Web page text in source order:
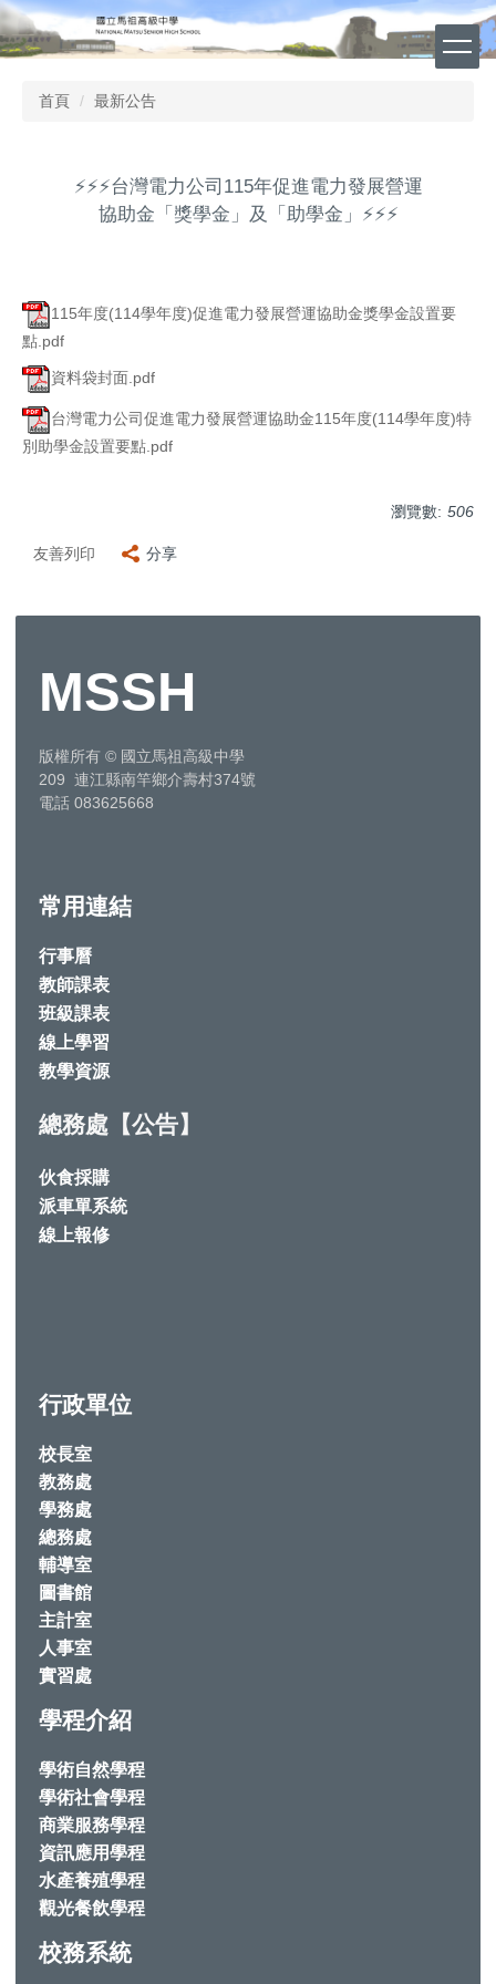
跳
到
主
首頁 最新公告
⚡️⚡️⚡️台灣電力公司115年促進電力發展營運
協助金「獎學金」及「助學金」⚡️⚡️⚡️
115年度(114學年度)促進電力發展營運協助金獎學金設置要
點.pdf
資料袋封面.pdf
台灣電力公司促進電力發展營運協助金115年度(114學年度)特
別助學金設置要點.pdf
瀏覽數: 506
友善列印 分享
MSSH
版權所有 © 國立馬祖高級中學
209 連江縣南竿鄉介壽村374號
電話 083625668
常用連結
行事曆
教師課表
班級課表
線上學習
教學資源
總務處【公告】
伙食採購
派車單系統
線上報修
行政單位
校長室
教務處
學務處
總務處
輔導室
圖書館
主計室
人事室
實習處
學程介紹
學術自然學程
學術社會學程
商業服務學程
資訊應用學程
水產養殖學程
觀光餐飲學程
校務系統